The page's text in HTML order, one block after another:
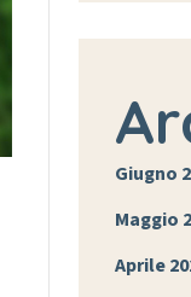
Giugno
Maggio
Aprile